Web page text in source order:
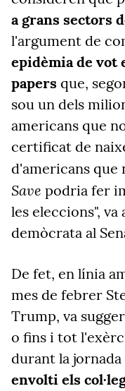
a grans sectors
l'argument de
epidèmia de vot
papers que,
sou un dels
americans que
certificat de
d'americans que
Save podria fer
les eleccions",
demòcrata al
De fet, en línia
mes de febrer
Trump, va
o fins i tot
durant la
envolti els